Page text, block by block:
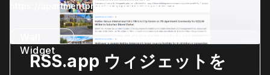
https://apartmentpropertyvaluation.com
Widget
RSS.app ウィジェットを